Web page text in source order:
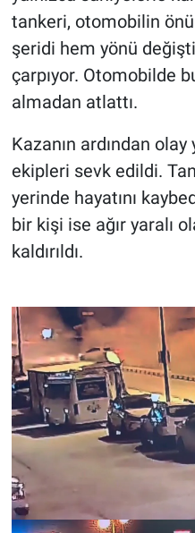
tankeri, otomobilin
şeridi hem yönü
çarpıyor. Otomobilde
almadan atlattı.
Kazanın ardından
ekipleri sevk edildi.
yerinde hayatını
bir kişi ise ağır yaralı
kaldırıldı.